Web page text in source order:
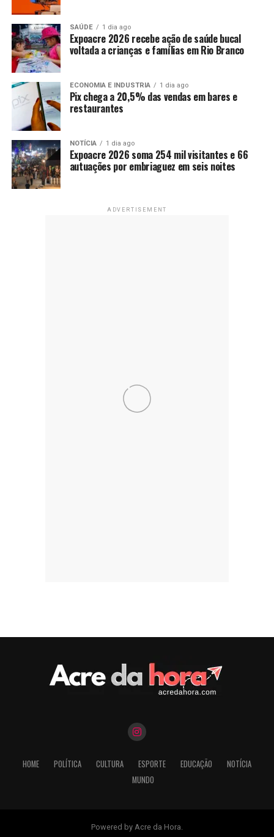
SAÚDE 1 dia ago
Expoacre 2026 recebe ação de saúde bucal
voltada a crianças e famílias em Rio Branco
ECONOMIA E INDUSTRIA 1 dia ago
Pix chega a 20,5% das vendas em bares e
restaurantes
NOTÍCIA 1 dia ago
Expoacre 2026 soma 254 mil visitantes e 66
autuações por embriaguez em seis noites
ADVERTISEMENT
HOME POLÍTICA CULTURA ESPORTE EDUCAÇÃO
NOTÍCIA
MUNDO
Powered by Acre da Hora.